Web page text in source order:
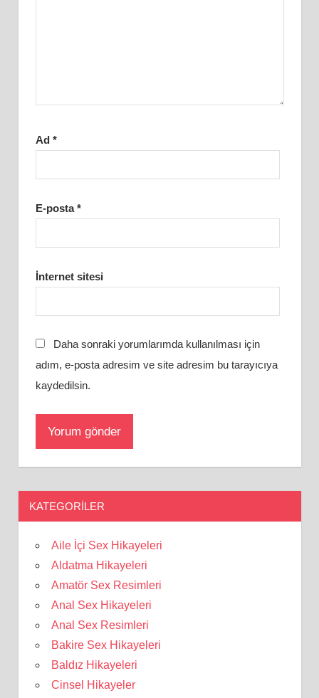
Ad *
E-posta*
İnternet sitesi
Daha sonraki yorumlarımda kullanılması için
adım, e-posta adresim ve site adresim bu tarayıcıya
kaydedilsin.
KATEGORILER
Aile İçi Sex Hikayeleri
Aldatma Hikayeleri
Amatör Sex Resimleri
Anal Sex Hikayeleri
Anal Sex Resimleri
Bakire Sex Hikayeleri
Baldız Hikayeleri
Cinsel Hikayeler